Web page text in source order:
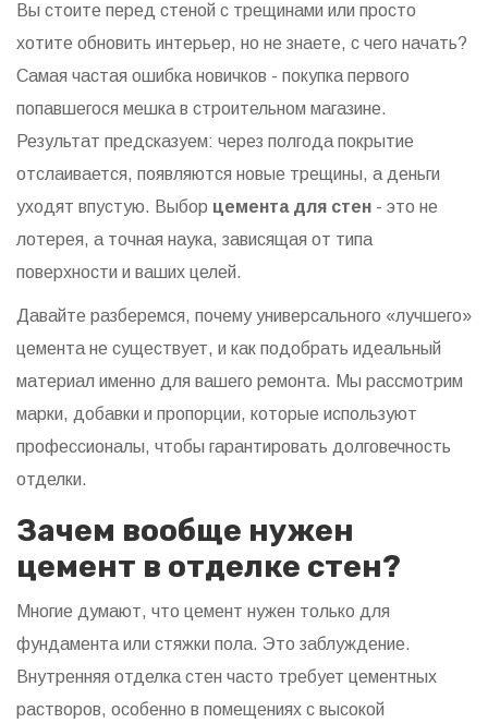
Вы стоите перед стеной с трещинами или просто
хотите обновить интерьер, но не знаете, с чего начать?
Самая частая ошибка новичков - покупка первого
попавшегося мешка в строительном магазине.
Результат предсказуем: через полгода покрытие
отслаивается, появляются новые трещины, а деньги
уходят впустую. Выбор цемента для стен - это не
лотерея, а точная наука, зависящая от типа
поверхности и ваших целей.
Давайте разберемся, почему универсального «лучшего»
цемента не существует, и как подобрать идеальный
материал именно для вашего ремонта. Мы рассмотрим
марки, добавки и пропорции, которые используют
профессионалы, чтобы гарантировать долговечность
отделки.
Зачем вообще нужен
цемент в отделке стен?
Многие думают, что цемент нужен только для
фундамента или стяжки пола. Это заблуждение.
Внутренняя отделка стен часто требует цементных
растворов, особенно в помещениях с высокой